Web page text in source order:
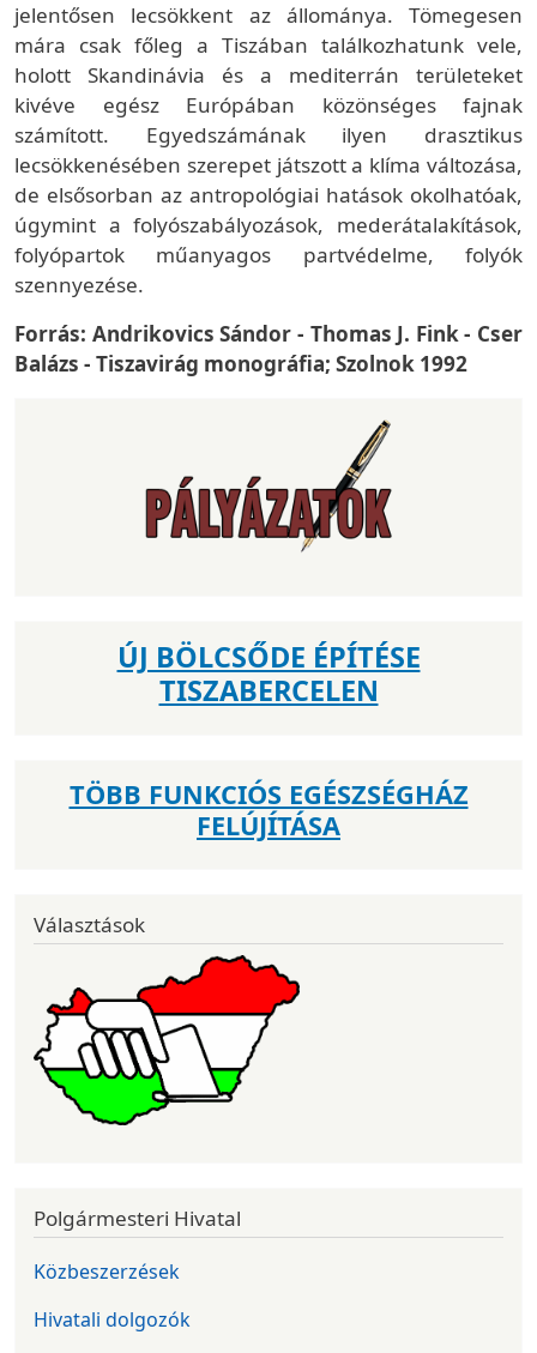
jelentősen lecsökkent az állománya. Tömegesen
mára csak főleg a Tiszában találkozhatunk vele,
holott Skandinávia és a mediterrán területeket
kivéve egész Európában közönséges fajnak
számított. Egyedszámának ilyen drasztikus
lecsökkenésében szerepet játszott a klíma változása,
de elsősorban az antropológiai hatások okolhatóak,
úgymint a folyószabályozások, mederátalakítások,
folyópartok műanyagos partvédelme, folyók
szennyezése.
Forrás: Andrikovics Sándor - Thomas J. Fink - Cser
Balázs - Tiszavirág monográfia; Szolnok 1992
ÚJ BÖLCSŐDE ÉPÍTÉSE
TISZABERCELEN
TÖBB FUNKCIÓS EGÉSZSÉGHÁZ
FELÚJÍTÁSA
Választások
Polgármesteri Hivatal
Közbeszerzések
Hivatali dolgozók